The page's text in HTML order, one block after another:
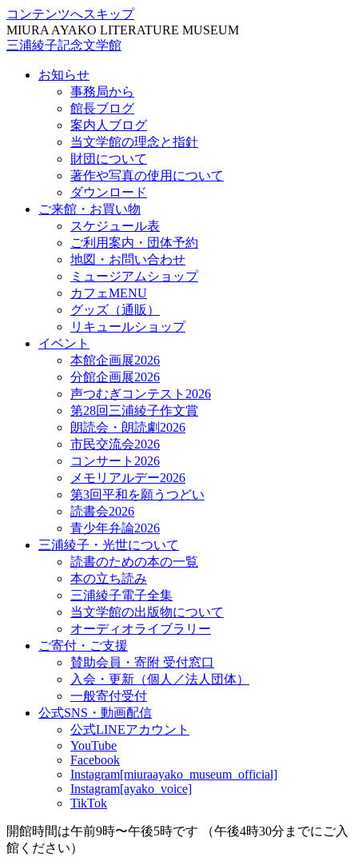
コンテンツへスキップ
MIURA AYAKO LITERATURE MUSEUM
三浦綾子記念文学館
お知らせ
事務局から
館長ブログ
案内人ブログ
当文学館の理念と指針
財団について
著作や写真の使用について
ダウンロード
ご来館・お買い物
スケジュール表
ご利用案内・団体予約
地図・お問い合わせ
ミュージアムショップ
カフェMENU
グッズ（通販）
リキュールショップ
イベント
本館企画展2026
分館企画展2026
声つむぎコンテスト2026
第28回三浦綾子作文賞
朗読会・朗読劇2026
市民交流会2026
コンサート2026
メモリアルデー2026
第3回平和を願うつどい
読書会2026
青少年弁論2026
三浦綾子・光世について
読書のための本の一覧
本の立ち読み
三浦綾子電子全集
当文学館の出版物について
オーディオライブラリー
ご寄付・ご支援
賛助会員・寄附 受付窓口
入会・更新（個人／法人団体）
一般寄付受付
公式SNS・動画配信
公式LINEアカウント
YouTube
Facebook
Instagram[miuraayako_museum_official]
Instagram[ayako_voice]
TikTok
開館時間は午前9時〜午後5時です （午後4時30分までにご入
館ください）